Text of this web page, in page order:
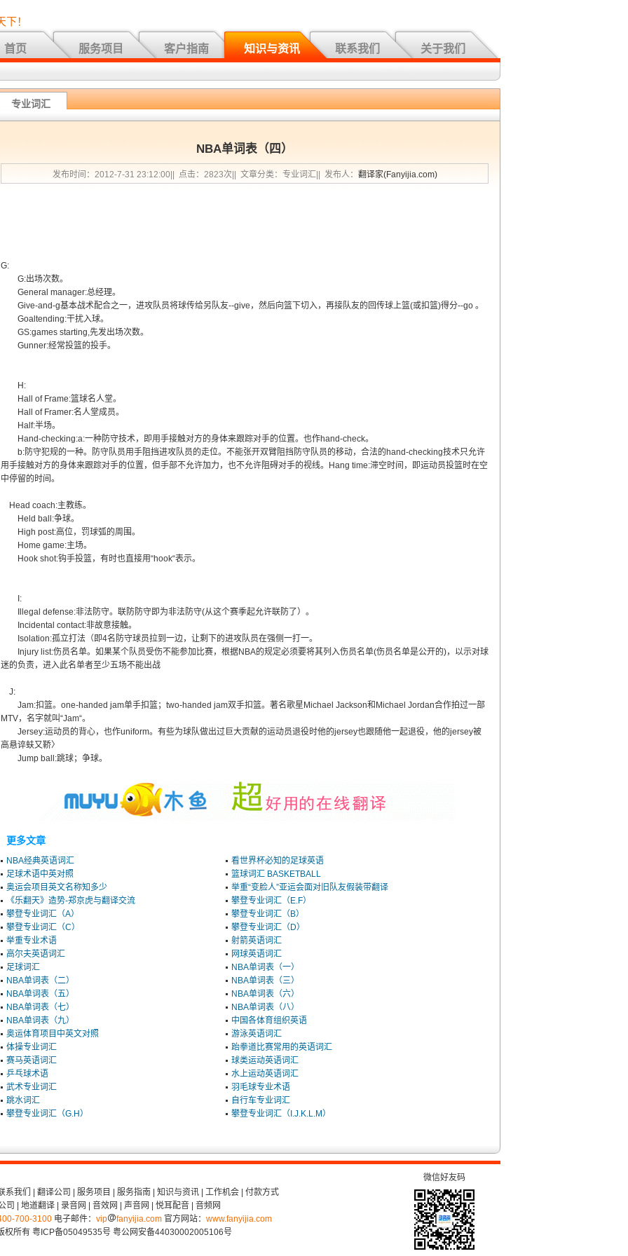
下！
首页 服务项目 客户指南 知识与资讯 联系我们 关于我们
专业词汇
NBA单词表（四）
发布时间：2012-7-31 23:12:00|| 点击：2823次|| 文章分类：专业词汇|| 发布人： 翻译家(Fanyijia.com)
G:
G:出场次数。
General manager:总经理。
Give-and-g基本战术配合之一，进攻队员将球传给另队友--give，然后向篮下切入，再接队友的回传球上篮(或扣篮)得分--go 。
Goaltending:干扰入球。
GS:games starting,先发出场次数。
Gunner:经常投篮的投手。
H:
Hall of Frame:篮球名人堂。
Hall of Framer:名人堂成员。
Half:半场。
Hand-checking:a:一种防守技术，即用手接触对方的身体来跟踪对手的位置。也作hand-check。
b:防守犯规的一种。防守队员用手阻挡进攻队员的走位。不能张开双臂阻挡防守队员的移动，合法的hand-checking技术只允许
用手接触对方的身体来跟踪对手的位置，但手部不允许加力，也不允许阻碍对手的视线。Hang time:滞空时间，即运动员投篮时在空
中停留的时间。
Head coach:主教练。
Held ball:争球。
High post:高位，罚球弧的周围。
Home game:主场。
Hook shot:钩手投篮，有时也直接用“hook“表示。
I:
Illegal defense:非法防守。联防防守即为非法防守(从这个赛季起允许联防了）。
Incidental contact:非故意接触。
Isolation:孤立打法（即4名防守球员拉到一边，让剩下的进攻队员在强侧一打一。
Injury list:伤员名单。如果某个队员受伤不能参加比赛，根据NBA的规定必须要将其列入伤员名单(伤员名单是公开的)，以示对球
迷的负责，进入此名单者至少五场不能出战
J:
Jam:扣篮。one-handed jam单手扣篮；two-handed jam双手扣篮。著名歌星Michael Jackson和Michael Jordan合作拍过一部
MTV，名字就叫“Jam“。
Jersey:运动员的背心，也作uniform。有些为球队做出过巨大贡献的运动员退役时他的jersey也跟随他一起退役，他的jersey被
高悬谇蚨又鞒〉
Jump ball:跳球；争球。
更多文章
NBA经典英语词汇
看世界杯必知的足球英语
足球术语中英对照
篮球词汇 BASKETBALL
奥运会项目英文名称知多少
举重“变脸人”亚运会面对旧队友假装带翻译
《乐翻天》造势-郑京虎与翻译交流
攀登专业词汇（E.F）
攀登专业词汇（A）
攀登专业词汇（B）
攀登专业词汇（C）
攀登专业词汇（D）
举重专业术语
射箭英语词汇
高尔夫英语词汇
网球英语词汇
足球词汇
NBA单词表（一）
NBA单词表（二）
NBA单词表（三）
NBA单词表（五）
NBA单词表（六）
NBA单词表（七）
NBA单词表（八）
NBA单词表（九）
中国各体育组织英语
奥运体育项目中英文对照
游泳英语词汇
体操专业词汇
跆拳道比赛常用的英语词汇
赛马英语词汇
球类运动英语词汇
乒乓球术语
水上运动英语词汇
武术专业词汇
羽毛球专业术语
跳水词汇
自行车专业词汇
攀登专业词汇（G.H）
攀登专业词汇（I.J.K.L.M）
系我们 翻译公司 服务项目 服务指南 知识与资讯 工作机会
付款方式
司
地道翻译| 录音网 音效网 声音网 悦耳配音| 音频网
700-3100电子邮件： vip fanyijia.com官方网站： www.fanyijia.com
权所有 粤ICP备05049535号 粤公网安备44030002005106号
微信好友码